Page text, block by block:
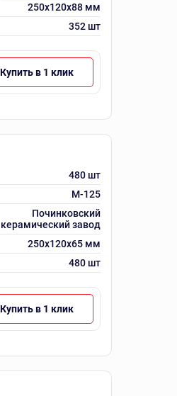
250х120х88 мм
352 шт
Купить в 1 клик
480 шт
M-125
Починковский
керамический завод
250х120х65 мм
480 шт
Купить в 1 клик